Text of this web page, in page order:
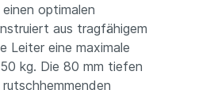
optimalen
aus tragfähigem
Leiter eine maximale
kg. Die 80 mm tiefen